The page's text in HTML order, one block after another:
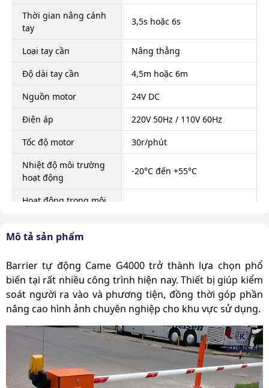
Mô tả sản phẩm
Barrier tự động Came G4000trở thành lựa chọn phổ
biến tại rất nhiều công trình hiện nay. Thiết bị giúp kiểm
soát người ra vào và phương tiện, đồng thời góp phần
nâng cao hình ảnh chuyên nghiệp cho khu vực sử dụng.
Thời gian nâng cánh
tay
3,5s hoặc 6s
Loại tay cần
Nâng thẳng
Độ dài tay cần
4,5m hoặc 6m
Nguồn motor
24V DC
Điện áp
220V 50Hz / 110V 60Hz
Tốc độ motor
30r/phút
Nhiệt độ môi trường
hoạt động
-20°C đến +55°C
Hoạt động trong môi
Tuổi thọ
1007 x 265 x 270mm
Màu sắc
Có ba màu cơ bản là màu
cam/màu xanh/màu đen
Xuất xứ
Chính hãng